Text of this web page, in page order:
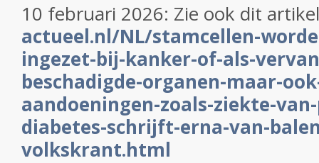
10 februari 2026: Zie ook dit
actueel.nl/NL/stamcellen-
ingezet-bij-kanker-of-als-
beschadigde-organen-maar-
aandoeningen-zoals-ziekte-
diabetes-schrijft-erna-van-
volkskrant.html